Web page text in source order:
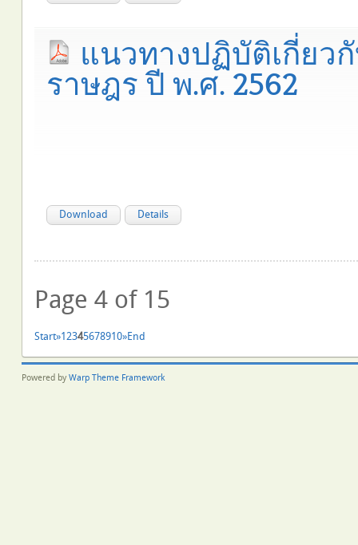
แนวทางปฏิบัติเกี่ยว
ราษฎร ปี พ.ศ. 2562
Download Details
Page 4 of 15
Start»1 2345678910»End
Powered by Warp Theme Framework